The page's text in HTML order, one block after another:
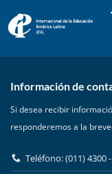
Información de
Si desea recibir
responderemos a la
Teléfono: (011) 4300